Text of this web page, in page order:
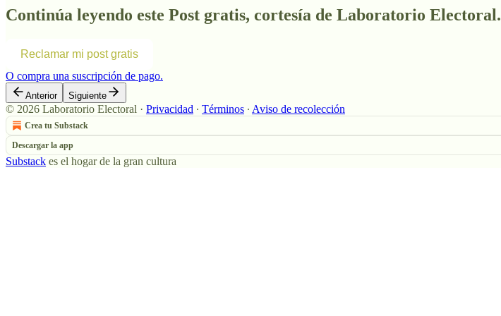
Continúa leyendo este Post gratis, cortesía de Laboratorio Electoral.
Reclamar mi post gratis
O compra una suscripción de pago.
Anterior Siguiente
© 2026 Laboratorio Electoral · Privacidad ∙ Términos ∙ Aviso de recolección
Crea tu Substack
Descargar la app
Substack es el hogar de la gran cultura